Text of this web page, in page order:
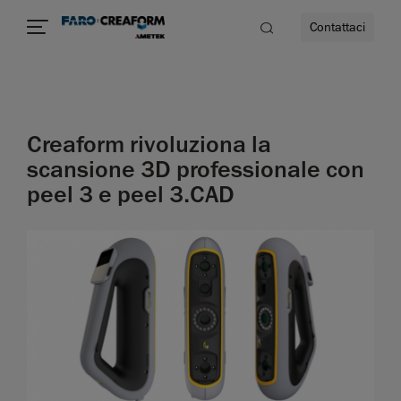
Contattaci
Creaform rivoluziona la
scansione 3D professionale con
peel 3 e peel 3.CAD